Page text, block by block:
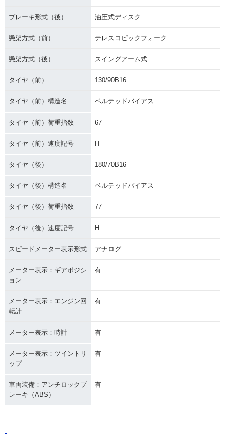
ブレーキ形式（後） 油圧式ディスク
懸架方式（前） テレスコピックフォーク
懸架方式（後） スイングアーム式
タイヤ（前） 130/90B16
タイヤ（前）構造名 ベルテッドバイアス
タイヤ（前）荷重指数 67
タイヤ（前）速度記号 H
タイヤ（後） 180/70B16
タイヤ（後）構造名 ベルテッドバイアス
タイヤ（後）荷重指数 77
タイヤ（後）速度記号 H
スピードメーター表示形式 アナログ
メーター表示：ギアポジシ
ョン
有
メーター表示：エンジン回
転計
有
メーター表示：時計 有
メーター表示：ツイントリ
ップ
有
車両装備：アンチロックブ
レーキ（ABS）
有